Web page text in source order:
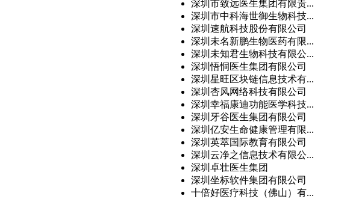
深圳市致远医生集团有限责...
深圳市中科海世御生物科技...
深圳速航科技股份有限公司
深圳未名新鹏生物医药有限...
深圳未知君生物科技有限公...
深圳悟恫医生集团有限公司
深圳星旺区块链信息技术有...
深圳杏风网络科技有限公司
深圳幸福康迪功能医学科技...
深圳牙谷医生集团有限公司
深圳亿安生命健康管理有限...
深圳英萃国际教育有限公司
深圳云净之信息技术有限公...
深圳卓壮医生集团
深圳坐标软件集团有限公司
十倍好医疗科技（佛山）有...